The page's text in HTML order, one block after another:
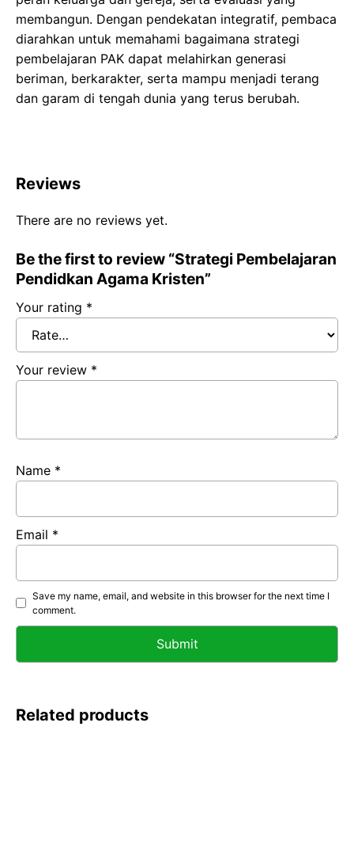
membangun. Dengan pendekatan integratif, pembaca
diarahkan untuk memahami bagaimana strategi
pembelajaran PAK dapat melahirkan generasi
beriman, berkarakter, serta mampu menjadi terang
dan garam di tengah dunia yang terus berubah.
Reviews
There are no reviews yet.
Be the first to review “Strategi Pembelajaran
Pendidkan Agama Kristen”
Your rating *
Your review *
Name *
Email *
Save my name, email, and website in this browser for the next time I
comment.
Related products